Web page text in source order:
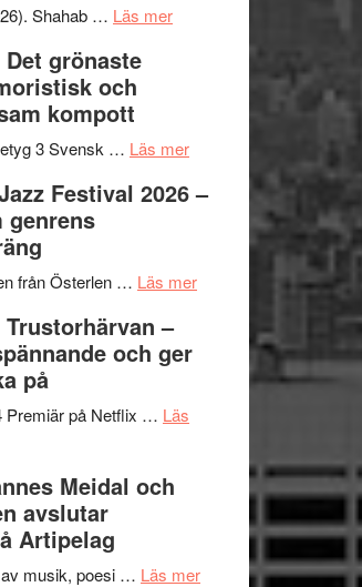
Want
Believe
–
Vrach
Frankenshtey
med
och
Scully
presenterar
årets
Shahab … Läs merom
Filmstadens
stipendium
grönaste
och
kompott
3 Svensk … Läs merom
Filmrecension:
Det
–
humoristisk
och
hjärtevarm
Festival 2026 –
genrens
från Österlen … Läs merom
Festival
genrens
vidsträckta
–
och ger
på
Premiär på Netflix … Läs
Meidal och
avslutar
Artipelag
musik, poesi … Läs merom